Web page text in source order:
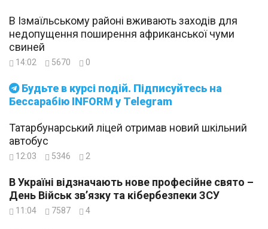
Будьте в курсі подій. Підписуйтесь на
Бессарабію INFORM у Telegram
В Ізмаїльському районі вживають заходів для
недопущення поширення африканської чуми
свиней
14:02 5670 0
Татарбунарський ліцей отримав новий шкільний
автобус
12:03 5346 2
В Україні відзначають нове професійне свято –
День Військ зв’язку та кібербезпеки ЗСУ
11:04 7587 4